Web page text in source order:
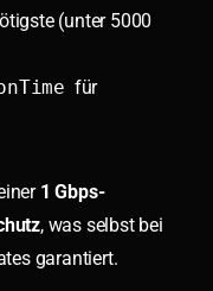
(unter 5000
für
1 Gbps-
, was selbst bei
garantiert.